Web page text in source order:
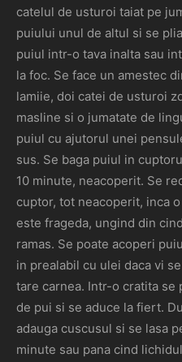
catelul de usturoi taiat pe
puiului unul de altul si se
puiul intr-o tava inalta sau
la foc. Se face un amestec
lamiie, doi catei de usturoi
masline si o jumatate de
puiul cu ajutorul unei
sus. Se baga puiul in
10 minute, neacoperit. Se
cuptor, tot neacoperit, inca
este frageda, ungind din
ramas. Se poate acoperi
in prealabil cu ulei daca vi
tare carnea. Intr-o cratita
de pui si se aduce la fiert.
adauga cuscusul si se lasa
minute sau pana cind